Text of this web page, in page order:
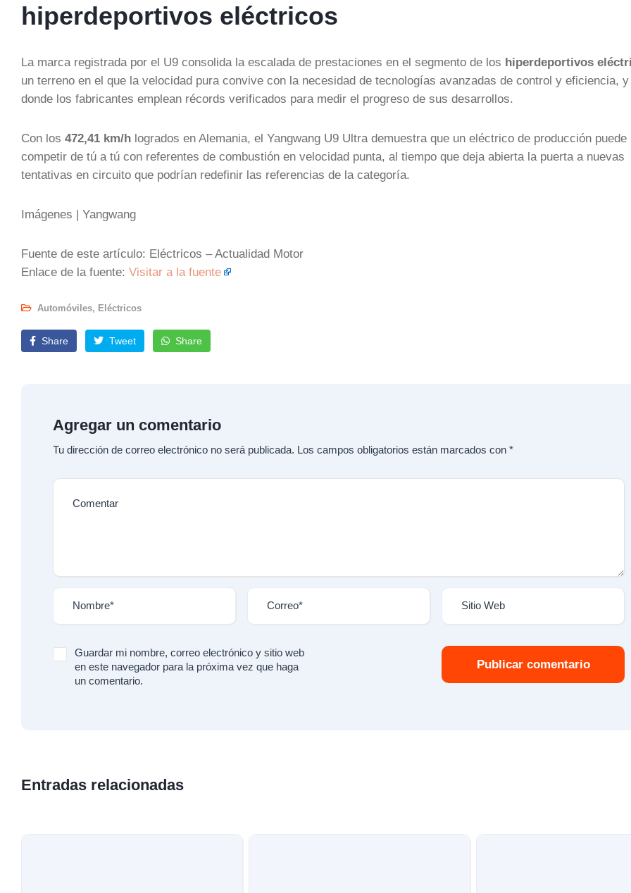
hiperdeportivos eléctricos
La marca registrada por el U9 consolida la escalada de prestaciones en el segmento de los hiperdeportivos
un terreno en el que la velocidad pura convive con la necesidad de tecnologías avanzadas de control y eficiencia, y
donde los fabricantes emplean récords verificados para medir el progreso de sus desarrollos.
Con los 472,41 km/h logrados en Alemania, el Yangwang U9 Ultra demuestra que un eléctrico de producción puede
competir de tú a tú con referentes de combustión en velocidad punta, al tiempo que deja abierta la puerta a nuevas
tentativas en circuito que podrían redefinir las referencias de la categoría.
Imágenes | Yangwang
Fuente de este artículo: Eléctricos – Actualidad Motor
Enlace de la fuente: Visitar a la fuente
Automóviles, Eléctricos
Share Tweet Share
Agregar un comentario
Tu dirección de correo electrónico no será publicada. Los campos obligatorios están marcados con *
Guardar mi nombre, correo electrónico y sitio web
en este navegador para la próxima vez que haga
un comentario.
Publicar comentario
Entradas relacionadas